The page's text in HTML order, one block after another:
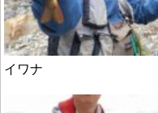
イワナ